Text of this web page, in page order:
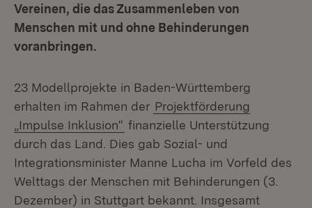
Vereinen, die das Zusammenleben von
Menschen mit und ohne Behinderungen
voranbringen.
23 Modellprojekte in Baden-Württemberg
erhalten im Rahmen der Projektförderung
„Impulse Inklusion“ finanzielle Unterstützung
durch das Land. Dies gab Sozial- und
Integrationsminister Manne Lucha im Vorfeld des
Welttags der Menschen mit Behinderungen (3.
Dezember) in Stuttgart bekannt. Insgesamt